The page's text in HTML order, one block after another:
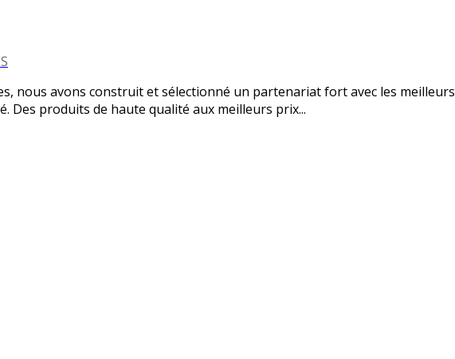
nous avons construit et sélectionné un partenariat fort avec les meilleurs
Des produits de haute qualité aux meilleurs prix...